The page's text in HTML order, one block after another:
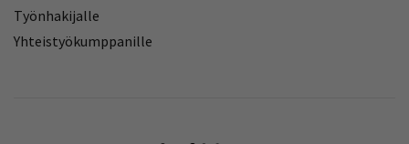
Työnhakijalle
Yhteistyökumppanille